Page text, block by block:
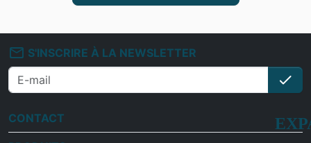
mail_outline S'INSCRIRE À LA NEWSLETTER
check
CONTACT